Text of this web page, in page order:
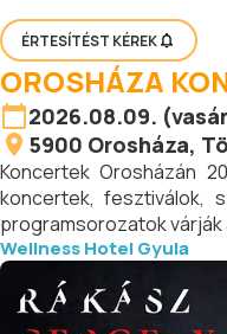
ÉRTESÍTÉST KÉREK
OROSHÁZA
2026.08.09.
5900 Orosháza,
Koncertek Orosházán
koncertek, fesztiválok,
programsorozatok
Wellness Hotel Gyula